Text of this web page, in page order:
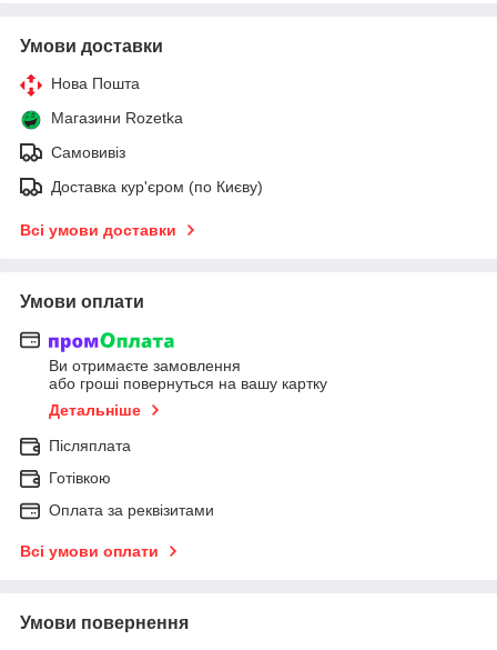
Умови доставки
Нова Пошта
Магазини Rozetka
Самовивіз
Доставка кур'єром (по Києву)
Всі умови доставки
Умови оплати
Ви отримаєте замовлення
або гроші повернуться на вашу картку
Детальніше
Післяплата
Готівкою
Оплата за реквізитами
Всі умови оплати
Умови повернення